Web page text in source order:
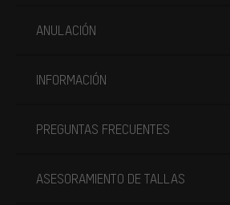
ANULACIÓN
INFORMACIÓN
PREGUNTAS FRECUENTES
ASESORAMIENTO DE TALLAS